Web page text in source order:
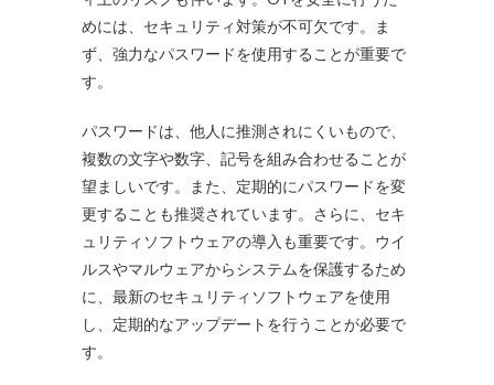
めには、セキュリティ対策が不可欠です。ま
ず、強力なパスワードを使用することが重要で
す。
パスワードは、他人に推測されにくいもので、
複数の文字や数字、記号を組み合わせることが
望ましいです。また、定期的にパスワードを変
更することも推奨されています。さらに、セキ
ュリティソフトウェアの導入も重要です。ウイ
ルスやマルウェアからシステムを保護するため
に、最新のセキュリティソフトウェアを使用
し、定期的なアップデートを行うことが必要で
す。